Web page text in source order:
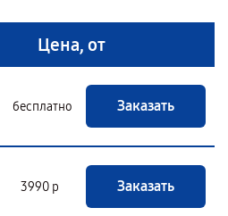
Цена, от
бесплатно Заказать
3990 р Заказать